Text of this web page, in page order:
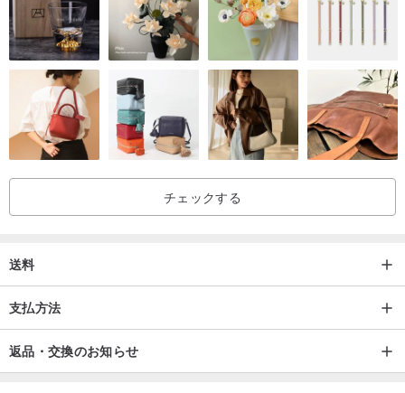
実際の商品の色とモニター上の色が若干異なる場合がございます。
各デバイスのディスプレイに依存します
当社のバッグは 100% 手作りであるため、各バッグのサイズはサイ
ズには若干の誤差が生じる場合がございます。
配達の詳細：
納期：
タイ郵便による書留小包による国内配送は無料です。
通常、シルバー確認後 1 ～ 3 日以内に発送いたします。バンコクお
日かかります。
チェックする
送料
支払方法
返品・交換のお知らせ